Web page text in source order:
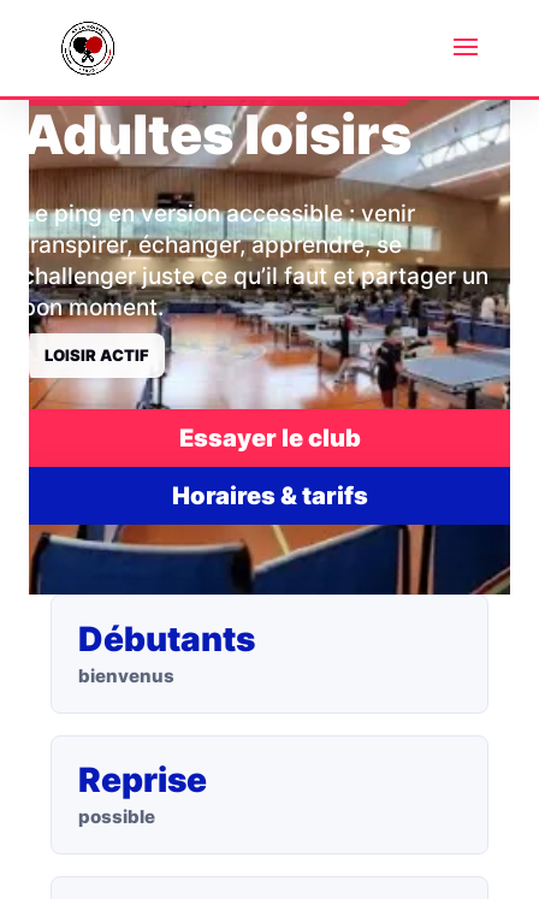
Adultes loisirs
Le ping en version accessible : venir
transpirer, échanger, apprendre, se
challenger juste ce qu’il faut et partager un
bon moment.
LOISIR ACTIF
Essayer le club
Horaires & tarifs
Débutants
bienvenus
Reprise
possible